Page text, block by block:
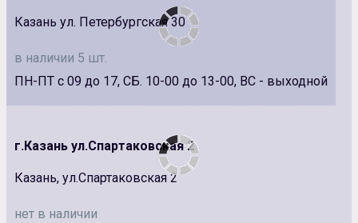
Казань ул. Петербургская 30
в наличии 5 шт.
ПН-ПТ с 09 до 17, СБ. 10-00 до 13-00, ВС - выходной
г.Казань ул.Спартаковская 2
Казань, ул.Спартаковская 2
нет в наличии